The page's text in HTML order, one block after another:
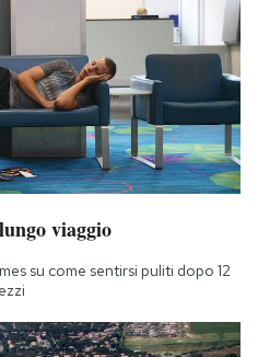
viaggio
su come sentirsi puliti dopo 12